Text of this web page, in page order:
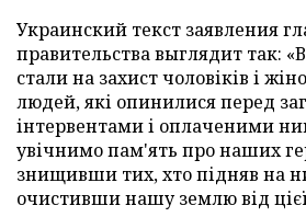
Украинский текст заявления
правительства выглядит так:
стали на захист чоловіків і
людей, які опинилися перед
інтервентами і оплаченими
увічнимо пам'ять про наших
знищивши тих, хто підняв на
очистивши нашу землю від